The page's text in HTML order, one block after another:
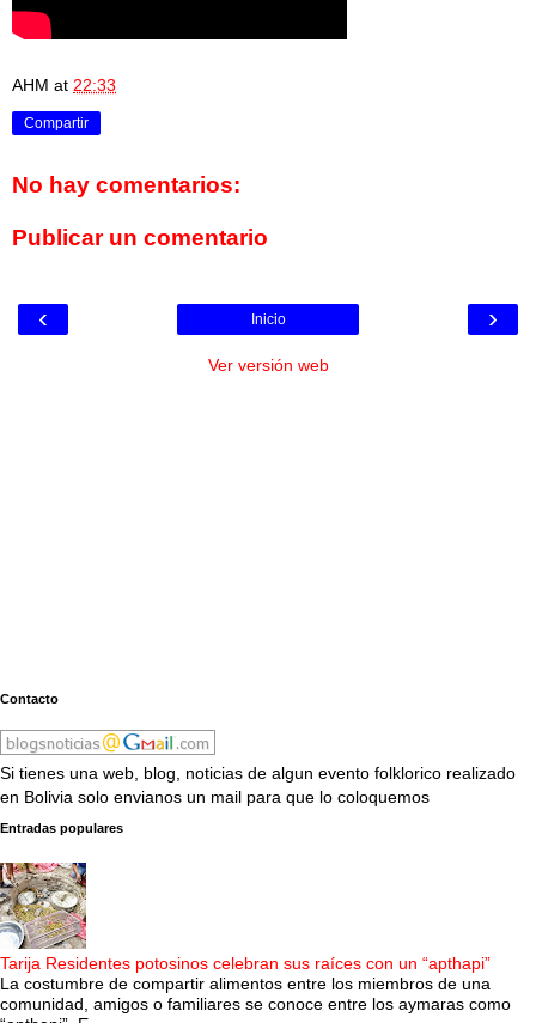
AHM at 22:33
Compartir
No hay comentarios:
Publicar un comentario
‹ ›
Inicio
Ver versión web
Contacto
Si tienes una web, blog, noticias de algun evento folklorico realizado
en Bolivia solo envianos un mail para que lo coloquemos
Entradas populares
Tarija Residentes potosinos celebran sus raíces con un “apthapi”
La costumbre de compartir alimentos entre los miembros de una
comunidad, amigos o familiares se conoce entre los aymaras como